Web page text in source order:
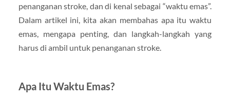
penanganan stroke, dan di kenal sebagai “waktu emas”.
Dalam artikel ini, kita akan membahas apa itu waktu
emas, mengapa penting, dan langkah-langkah yang
harus di ambil untuk penanganan stroke.
Apa Itu Waktu Emas?